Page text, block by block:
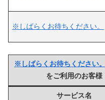
※しばらくお待ちください。
※しばらくお待ちください。
をご利用のお客様
サービス名